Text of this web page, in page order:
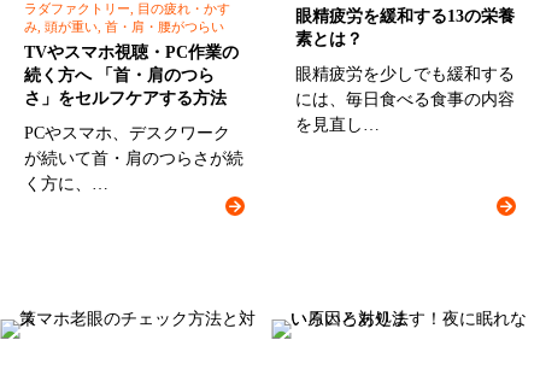
ラダファクトリー, 目の疲れ・かす
み, 頭が重い, 首・肩・腰がつらい
TVやスマホ視聴・PC作業の
続く方へ 「首・肩のつら
さ」をセルフケアする方法
PCやスマホ、デスクワーク
が続いて首・肩のつらさが続
く方に、…
眼精疲労を緩和する13の栄養
素とは？
眼精疲労を少しでも緩和する
には、毎日食べる食事の内容
を見直し…